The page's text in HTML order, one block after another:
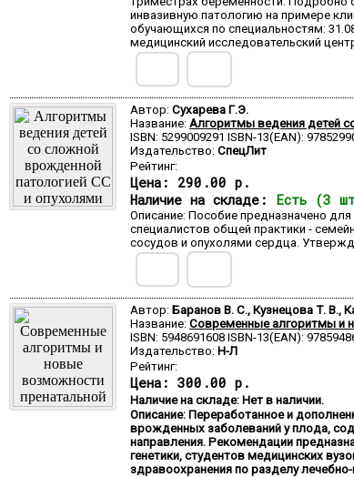
инвазивную патологию на примере
обучающихся по специальностям:
медицинский исследовательский
Автор: Сухарева Г.Э.
Название: Алгоритмы ведения детей
ISBN: 5299009291 ISBN-13(EAN):
Издательство: СпецЛит
Рейтинг:
Цена: 290.00 р.
Наличие на складе: Есть (3
Описание: Пособие предназначено
специалистов общей практики -
сосудов и опухолями сердца.
Автор: Баранов В. С., Кузнецова Т. В.,
Название: Современные алгоритмы и
ISBN: 5948691608 ISBN-13(EAN):
Издательство: Н-Л
Рейтинг:
Цена: 300.00 р.
Наличие на складе: Нет в наличии.
Описание: Переработанное и
врожденных заболеваний у плода,
направления. Рекомендации
генетики, студентов медицинских
здравоохранения по разделу